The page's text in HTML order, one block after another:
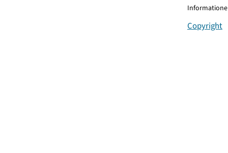
Copyright